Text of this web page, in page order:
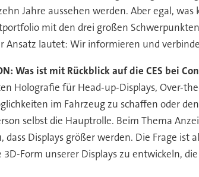
Jahre aussehen werden. Aber egal,
mit den drei großen
Ansatz lautet: Wir informieren und
Was ist mit Rückblick auf die CES bei
Holografie für Head-up-Displays, Over-
im Fahrzeug zu schaffen oder
selbst die Hauptrolle. Beim Thema
Displays größer werden. Die Frage ist
Form unserer Displays zu entwickeln,